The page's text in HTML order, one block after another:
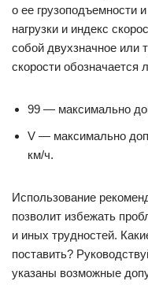
о ее грузоподъемности
нагрузки и индекс
собой двухзначное или
скорости обозначается
99 — максимально
V — максимально
км/ч.
Использование
позволит избежать
и иных трудностей.
поставить?
указаны возможные